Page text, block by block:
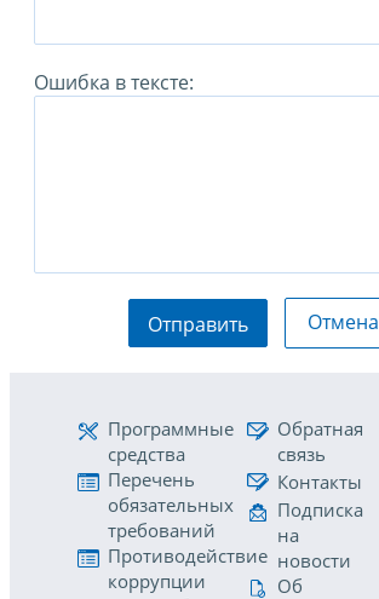
Ошибка в тексте:
Отправить Отмена
Программные
средства
Перечень
обязательных
требований
Противодействие
коррупции
Обратная
связь
Контакты
Подписка
на
новости
Об